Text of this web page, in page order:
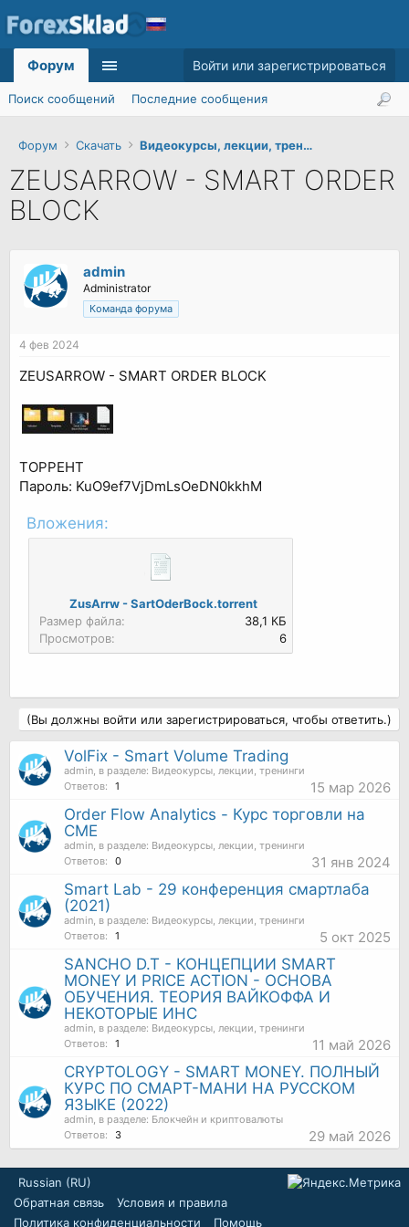
Форум Скачать Видеокурсы, лекции, тренинги
ZEUSARROW - SMART ORDER
BLOCK
admin
Administrator
Команда форума
4 фев 2024
ZEUSARROW - SMART ORDER BLOCK
ТОРРЕНТ
Пароль: KuO9ef7VjDmLsOeDN0kkhM
Вложения:
ZusArrw - SartOderBock.torrent
Размер файла:
38,1 КБ
Просмотров:
6
(Вы должны войти или зарегистрироваться, чтобы ответить.)
VolFix - Smart Volume Trading
admin , в разделе: Видеокурсы, лекции, тренинги
Ответов:
1 15 мар 2026
Order Flow Analytics - Курс торговли на
CME
admin , в разделе: Видеокурсы, лекции, тренинги
Ответов:
0 31 янв 2024
Smart Lab - 29 конференция смартлаба
(2021)
admin , в разделе: Видеокурсы, лекции, тренинги
Ответов:
1 5 окт 2025
SANCHO D.T - КОНЦЕПЦИИ SMART
MONEY И PRICE ACTION - ОСНОВА
ОБУЧЕНИЯ. ТЕОРИЯ ВАЙКОФФА И
НЕКОТОРЫЕ ИНС
admin , в разделе: Видеокурсы, лекции, тренинги
Ответов:
1 11 май 2026
CRYPTOLOGY - SMART MONEY. ПОЛНЫЙ
КУРС ПО СМАРТ-МАНИ НА РУССКОМ
ЯЗЫКЕ (2022)
admin , в разделе: Блокчейн и криптовалюты
Ответов:
3 29 май 2026
Форум
Поиск сообщений Последние сообщения
Войти или зарегистрироваться
Russian (RU)
Обратная связь
Условия и правила
Политика конфиденциальности
Помощь